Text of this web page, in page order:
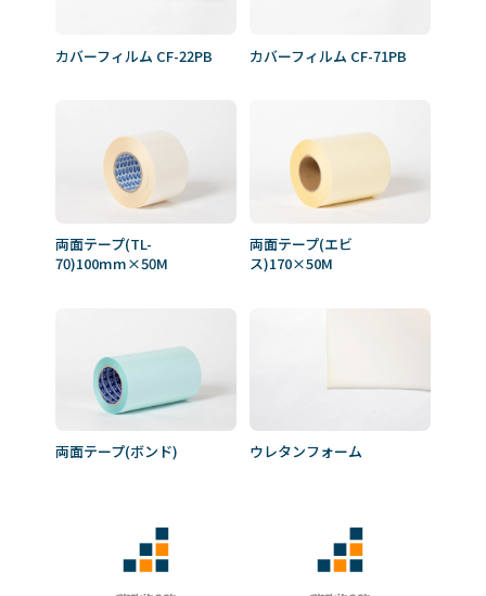
カバーフィルム CF-22PB カバーフィルム CF-71PB
両面テープ(TL-
70)100mm×50M
両面テープ(エビ
ス)170×50M
両面テープ(ボンド) ウレタンフォーム